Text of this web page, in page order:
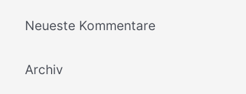
Neueste Kommentare
Archiv